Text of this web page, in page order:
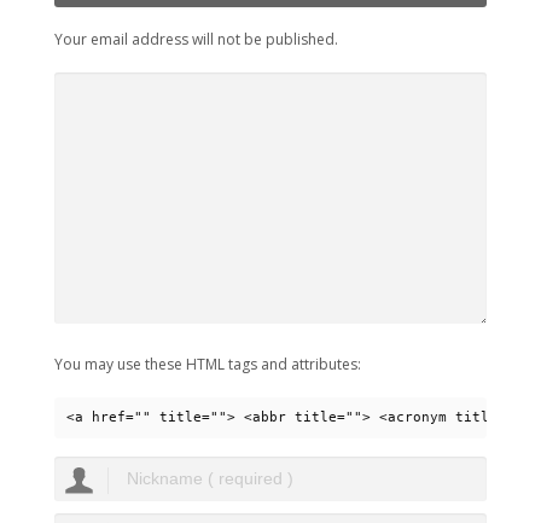
Your email address will not be published.
You may use these HTML tags and attributes:
<a href="" title=""> <abbr title=""> <acronym title="">